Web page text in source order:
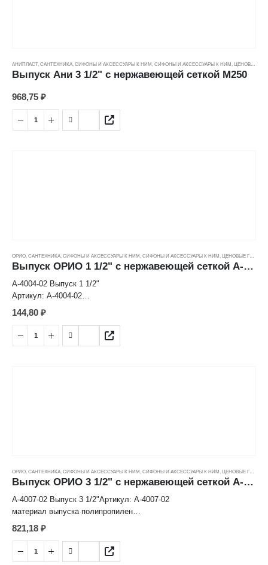
АНИПЛАСТ, САНТЕХНИКА СИФОНЫ И АКСЕССУАРЫ К НИМ СИФОНЫ И АКСЕССУАРЫ К НИМ ЦЕНОВЫЕ ГРУППЫ
Выпуск Ани 3 1/2" с нержавеющей сеткой М250
968,75 ₽
ОРИО САНТЕХНИКА СИФОНЫ И АКСЕССУАРЫ К НИМ СИФОНЫ И АКСЕССУАРЫ К НИМ ЦЕНОВЫЕ ГРУППЫ
Выпуск ОРИО 1 1/2" с нержавеющей сеткой А-4004-02
А-4004-02 Выпуск 1 1/2"
Артикул: А-4004-02
материал выпуска полипропилен
материал решетки нерж. сталь
диаметр решетки, мм 70
выходное отверстие, мм 1-1/2"
144,80 ₽
ОРИО САНТЕХНИКА СИФОНЫ И АКСЕССУАРЫ К НИМ СИФОНЫ И АКСЕССУАРЫ К НИМ ЦЕНОВЫЕ ГРУППЫ
Выпуск ОРИО 3 1/2" с нержавеющей сеткой А-4007-02
А-4007-02 Выпуск 3 1/2"Артикул: А-4007-02
материал выпуска полипропилен
материал решетки нерж. сталь
диаметр решетки, мм 114
выходное отверстие, мм 1-1/2"
821,18 ₽